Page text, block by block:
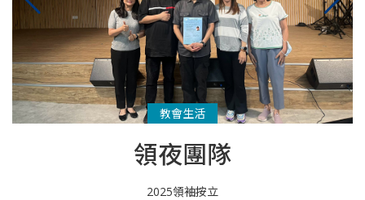
教會生活
領夜團隊
2025領袖按立